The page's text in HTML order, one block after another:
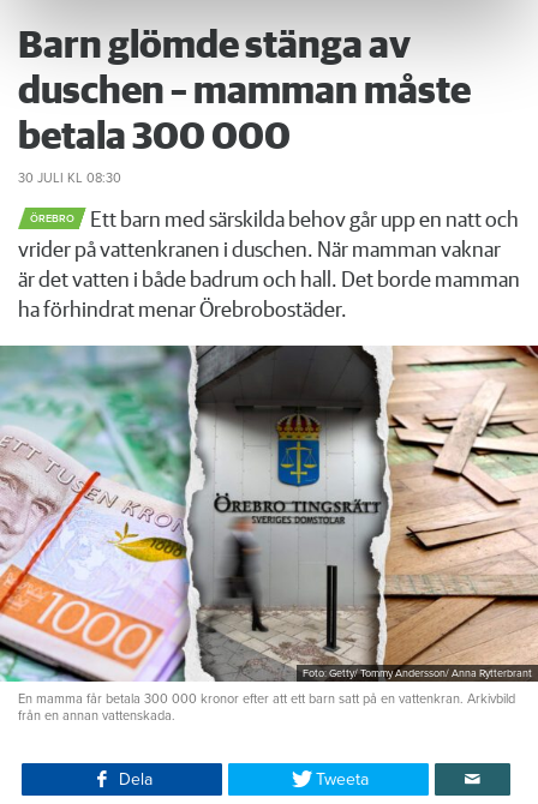
Barn glömde stänga av
duschen – mamman måste
betala 300 000
30 JULI KL 08:30
ÖREBRO
Ett barn med särskilda behov går upp en natt och
vrider på vattenkranen i duschen. När mamman vaknar
är det vatten i både badrum och hall. Det borde mamman
ha förhindrat menar Örebrobostäder.
Foto: Getty/ Tommy Andersson/ Anna Rytterbrant
En mamma får betala 300 000 kronor efter att ett barn satt på en vattenkran. Arkivbild
från en annan vattenskada.
Dela Tweeta